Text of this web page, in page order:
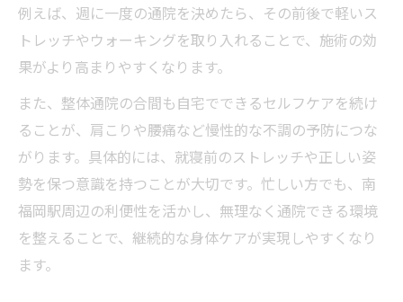
肩こりや腰痛改善に整体が有効な理由
整体が肩こりや腰痛に与える効果の仕組み
南福岡駅周辺で整体選びが重要な理由
慢性的な痛みと整体効果の関係性を解説
整体による体の歪み改善と痛み軽減の流れ
整体で期待できるリラクゼーション以上の
効果
体の歪みを整える通院ペースとは
例えば、週に一度の通院を決めたら、その前後で軽いス
トレッチやウォーキングを取り入れることで、施術の効
果がより高まりやすくなります。
また、整体通院の合間も自宅でできるセルフケアを続け
ることが、肩こりや腰痛など慢性的な不調の予防につな
がります。具体的には、就寝前のストレッチや正しい姿
勢を保つ意識を持つことが大切です。忙しい方でも、南
福岡駅周辺の利便性を活かし、無理なく通院できる環境
を整えることで、継続的な身体ケアが実現しやすくなり
ます。